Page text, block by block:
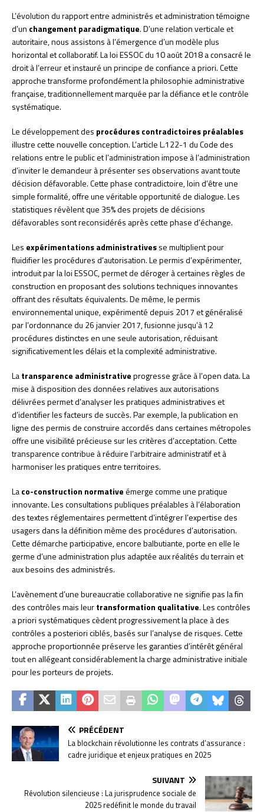
L’évolution du rapport entre administrés et administration témoigne
d’un changement paradigmatique. D’une relation verticale et
autoritaire, nous assistons à l’émergence d’un modèle plus
horizontal et collaboratif. La loi ESSOC du 10 août 2018 a consacré le
droit à l’erreur et instauré un principe de confiance a priori. Cette
approche transforme profondément la philosophie administrative
française, traditionnellement marquée par la défiance et le contrôle
systématique.
Le développement des procédures contradictoires préalables
illustre cette nouvelle conception. L’article L.122-1 du Code des
relations entre le public et l’administration impose à l’administration
d’inviter le demandeur à présenter ses observations avant toute
décision défavorable. Cette phase contradictoire, loin d’être une
simple formalité, offre une véritable opportunité de dialogue. Les
statistiques révèlent que 35% des projets de décisions
défavorables sont reconsidérés après cette phase d’échange.
Les expérimentations administrativesse multiplient pour
fluidifier les procédures d’autorisation. Le permis d’expérimenter,
introduit par la loi ESSOC, permet de déroger à certaines règles de
construction en proposant des solutions techniques innovantes
offrant des résultats équivalents. De même, le permis
environnemental unique, expérimenté depuis 2017 et généralisé
par l’ordonnance du 26 janvier 2017, fusionne jusqu’à 12
procédures distinctes en une seule autorisation, réduisant
significativement les délais et la complexité administrative.
Latransparence administrativeprogresse grâce à l’open data. La
mise à disposition des données relatives aux autorisations
délivrées permet d’analyser les pratiques administratives et
d’identifier les facteurs de succès. Par exemple, la publication en
ligne des permis de construire accordés dans certaines métropoles
offre une visibilité précieuse sur les critères d’acceptation. Cette
transparence contribue à réduire l’arbitraire administratif et à
harmoniser les pratiques entre territoires.
Laco-construction normativeémerge comme une pratique
innovante. Les consultations publiques préalables à l’élaboration
des textes réglementaires permettent d’intégrer l’expertise des
usagers dans la définition même des procédures d’autorisation.
Cette démarche participative, encore balbutiante, porte en elle le
germe d’une administration plus adaptée aux réalités du terrain et
aux besoins des administrés.
L’avènement d’une bureaucratie collaborative ne signifie pas la fin
des contrôles mais leurtransformation qualitative. Les contrôles
a priori systématiques cèdent progressivement la place à des
contrôles a posteriori ciblés, basés sur l’analyse de risques. Cette
approche proportionnée préserve les garanties d’intérêt général
tout en allégeant considérablement la charge administrative initiale
pour les porteurs de projets.
PRÉCÉDENT
La blockchain révolutionne les contrats d’assurance :
cadre juridique et enjeux pratiques en 2025
SUIVANT
Révolution silencieuse : La jurisprudence sociale de
2025 redéfinit le monde du travail